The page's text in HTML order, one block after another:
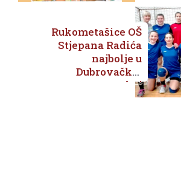
Rukometašice OŠ
Stjepana Radića
najbolje u
Dubrovačko-
neretvanskoj
županiji i izborile